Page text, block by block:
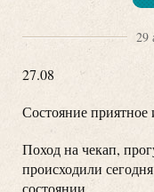
29
27.08
Состояние приятное
Поход на чекап,
происходили сегодня
состоянии.